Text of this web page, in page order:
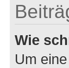
Wie
Um